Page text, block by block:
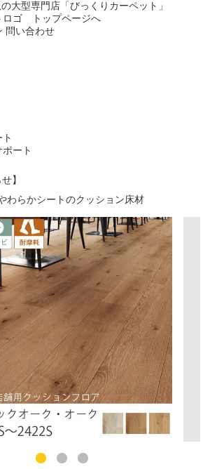
大型専門店「びっくりカーペット」
問い合わせ
ポート
】
わらかシートのクッション床材